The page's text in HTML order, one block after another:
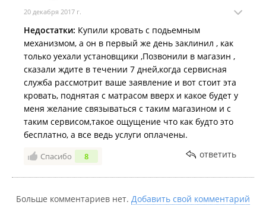
20 декабря 2017 г.
Недостатки: Купили кровать с подьемным
механизмом, а он в первый же день заклинил , как
только уехали установщики ,Позвонили в магазин ,
сказали ждите в течении 7 дней,когда сервисная
служба рассмотрит ваше заявление и вот стоит эта
кровать, поднятая с матрасом вверх и какое будет у
меня желание связываться с таким магазином и с
таким сервисом,такое ощущение что как будто это
бесплатно, а все ведь услуги оплачены.
Спасибо 8 ответить
Больше комментариев нет. Добавить свой комментарий